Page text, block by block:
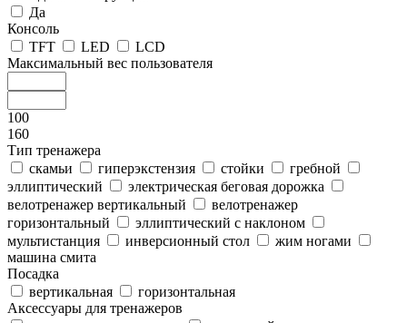
Да
Консоль
TFT
LED
LCD
Максимальный вес пользователя
100
160
Тип тренажера
скамьи
гиперэкстензия стойки
гребной
эллиптический
электрическая беговая дорожка
велотренажер вертикальный
велотренажер
горизонтальный
эллиптический с наклоном
мультистанция
инверсионный стол
жим ногами
машина смита
Посадка
вертикальная
горизонтальная
Аксессуары для тренажеров